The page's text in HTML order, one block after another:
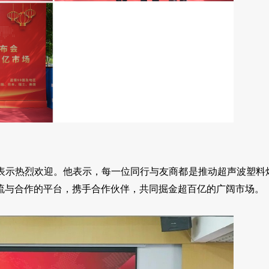
热烈欢迎。他表示，每一位同行与友商都是推动超声波塑料
合作的平台，携手合作伙伴，共同掘金超百亿的广阔市场。